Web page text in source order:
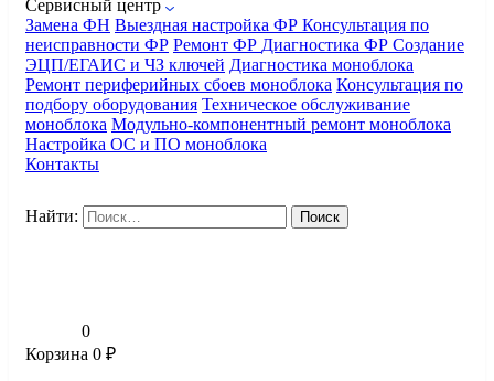
Сервисный центр
Замена ФН Выездная настройка ФР Консультация по
неисправности ФР Ремонт ФР Диагностика ФР Создание
ЭЦП/ЕГАИС и ЧЗ ключей Диагностика моноблока
Ремонт периферийных сбоев моноблока Консультация по
подбору оборудования Техническое обслуживание
моноблока Модульно-компонентный ремонт моноблока
Настройка ОС и ПО моноблока
Контакты
Найти:
0
Корзина 0 ₽